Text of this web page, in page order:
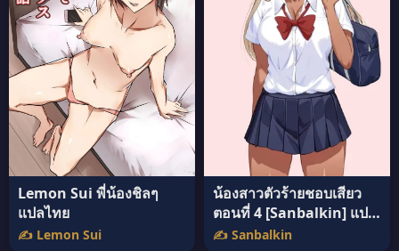
Lemon Sui พี่น้องชิลๆ
แปลไทย
✍️ Lemon Sui
น้องสาวตัวร้ายชอบเสียว
ตอนที่ 4 [Sanbalkin] แปล
ไทย
✍️ Sanbalkin